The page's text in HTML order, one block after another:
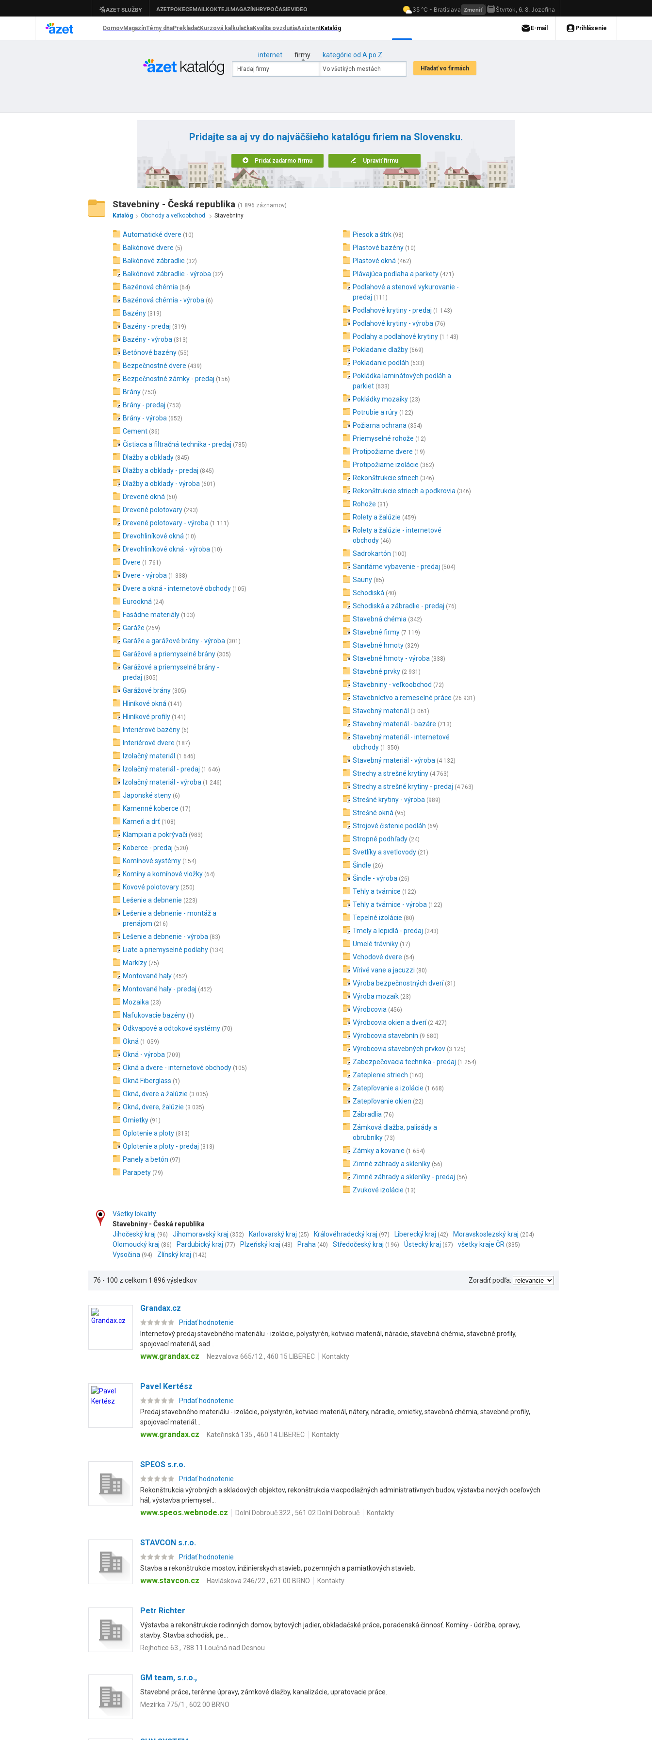
internet firmy kategórie od A po Z
Pridajte sa aj vy do najväčšieho katalógu firiem na Slovensku.
Pridať zadarmo firmu Upraviť firmu
Stavebniny - Česká republika (1 896 záznamov)
Katalóg
Obchody a veľkoobchod Stavebniny
Automatické dvere (10)
Balkónové dvere (5)
Balkónové zábradlie (32)
Balkónové zábradlie - výroba (32)
Bazénová chémia (64)
Bazénová chémia - výroba (6)
Bazény (319)
Bazény - predaj (319)
Bazény - výroba (313)
Betónové bazény (55)
Bezpečnostné dvere (439)
Bezpečnostné zámky - predaj (156)
Brány (753)
Brány - predaj (753)
Brány - výroba (652)
Cement (36)
Čistiaca a filtračná technika - predaj (785)
Dlažby a obklady (845)
Dlažby a obklady - predaj (845)
Dlažby a obklady - výroba (601)
Drevené okná (60)
Drevené polotovary (293)
Drevené polotovary - výroba (1 111)
Drevohliníkové okná (10)
Drevohliníkové okná - výroba (10)
Dvere (1 761)
Dvere - výroba (1 338)
Dvere a okná - internetové obchody (105)
Eurookná (24)
Fasádne materiály (103)
Garáže (269)
Garáže a garážové brány - výroba (301)
Garážové a priemyselné brány (305)
Garážové a priemyselné brány -
predaj (305)
Garážové brány (305)
Hliníkové okná (141)
Hliníkové profily (141)
Interiérové bazény (6)
Interiérové dvere (187)
Izolačný materiál (1 646)
Izolačný materiál - predaj (1 646)
Izolačný materiál - výroba (1 246)
Japonské steny (6)
Kamenné koberce (17)
Kameň a drť (108)
Klampiari a pokrývači (983)
Koberce - predaj (520)
Komínové systémy (154)
Komíny a komínové vložky (64)
Kovové polotovary (250)
Lešenie a debnenie (223)
Lešenie a debnenie - montáž a
prenájom (216)
Lešenie a debnenie - výroba (83)
Liate a priemyselné podlahy (134)
Markízy (75)
Montované haly (452)
Montované haly - predaj (452)
Mozaika (23)
Nafukovacie bazény (1)
Odkvapové a odtokové systémy (70)
Okná (1 059)
Okná - výroba (709)
Okná a dvere - internetové obchody (105)
Okná Fiberglass (1)
Okná, dvere a žalúzie (3 035)
Okná, dvere, žalúzie (3 035)
Omietky (91)
Oplotenie a ploty (313)
Oplotenie a ploty - predaj (313)
Panely a betón (97)
Parapety (79)
Piesok a štrk (98)
Plastové bazény (10)
Plastové okná (462)
Plávajúca podlaha a parkety (471)
Podlahové a stenové vykurovanie -
predaj (111)
Podlahové krytiny - predaj (1 143)
Podlahové krytiny - výroba (76)
Podlahy a podlahové krytiny (1 143)
Pokladanie dlažby (669)
Pokladanie podláh (633)
Pokládka laminátových podláh a
parkiet (633)
Pokládky mozaiky (23)
Potrubie a rúry (122)
Požiarna ochrana (354)
Priemyselné rohože (12)
Protipožiarne dvere (19)
Protipožiarne izolácie (362)
Rekonštrukcie striech (346)
Rekonštrukcie striech a podkrovia (346)
Rohože (31)
Rolety a žalúzie (459)
Rolety a žalúzie - internetové
obchody (46)
Sadrokartón (100)
Sanitárne vybavenie - predaj (504)
Sauny (85)
Schodiská (40)
Schodiská a zábradlie - predaj (76)
Stavebná chémia (342)
Stavebné firmy (7 119)
Stavebné hmoty (329)
Stavebné hmoty - výroba (338)
Stavebné prvky (2 931)
Stavebniny - veľkoobchod (72)
Stavebníctvo a remeselné práce (26 931)
Stavebný materiál (3 061)
Stavebný materiál - bazáre (713)
Stavebný materiál - internetové
obchody (1 350)
Stavebný materiál - výroba (4 132)
Strechy a strešné krytiny (4 763)
Strechy a strešné krytiny - predaj (4 763)
Strešné krytiny - výroba (989)
Strešné okná (95)
Strojové čistenie podláh (69)
Stropné podhľady (24)
Svetlíky a svetlovody (21)
Šindle (26)
Šindle - výroba (26)
Tehly a tvárnice (122)
Tehly a tvárnice - výroba (122)
Tepelné izolácie (80)
Tmely a lepidlá - predaj (243)
Umelé trávniky (17)
Vchodové dvere (54)
Vírivé vane a jacuzzi (80)
Výroba bezpečnostných dverí (31)
Výroba mozaík (23)
Výrobcovia (456)
Výrobcovia okien a dverí (2 427)
Výrobcovia stavebnín (9 680)
Výrobcovia stavebných prvkov (3 125)
Zabezpečovacia technika - predaj (1 254)
Zateplenie striech (160)
Zatepľovanie a izolácie (1 668)
Zatepľovanie okien (22)
Zábradlia (76)
Zámková dlažba, palisády a
obrubníky (73)
Zámky a kovanie (1 654)
Zimné záhrady a skleníky (56)
Zimné záhrady a skleníky - predaj (56)
Zvukové izolácie (13)
Všetky lokality
Stavebniny - Česká republika
Jihočeský kraj (96) Jihomoravský kraj (352) Karlovarský kraj (25) Královéhradecký kraj (97) Liberecký kraj (42) Moravskoslezský kraj (204)
Olomoucký kraj (86) Pardubický kraj (77) Plzeňský kraj (43) Praha (40) Středočeský kraj (196) Ústecký kraj (67) všetky kraje ČR (335)
Vysočina (94) Zlínský kraj (142)
76 - 100 z celkom 1 896 výsledkov Zoradiť podľa:
Grandax.cz
Pridať hodnotenie
Internetový predaj stavebného materiálu - izolácie, polystyrén, kotviaci materiál, náradie, stavebná chémia, stavebné profily,
spojovací materiál, sad...
www.grandax.cz Nezvalova 665/12 , 460 15 LIBEREC Kontakty
Pavel Kertész
Pridať hodnotenie
Predaj stavebného materiálu - izolácie, polystyrén, kotviaci materiál, nátery, náradie, omietky, stavebná chémia, stavebné profily,
spojovací materiál...
www.grandax.cz Kateřinská 135 , 460 14 LIBEREC Kontakty
SPEOS s.r.o.
Pridať hodnotenie
Rekonštrukcia výrobných a skladových objektov, rekonštrukcia viacpodlažných administratívnych budov, výstavba nových oceľových
hál, výstavba priemysel...
www.speos.webnode.cz Dolní Dobrouč 322 , 561 02 Dolní Dobrouč Kontakty
STAVCON s.r.o.
Pridať hodnotenie
Stavba a rekonštrukcie mostov, inžinierskych stavieb, pozemných a pamiatkových stavieb.
www.stavcon.cz Havláskova 246/22 , 621 00 BRNO Kontakty
Petr Richter
Výstavba a rekonštrukcie rodinných domov, bytových jadier, obkladačské práce, poradenská činnosť. Komíny - údržba, opravy,
stavby. Stavba schodísk, pe...
Rejhotice 63 , 788 11 Loučná nad Desnou
GM team, s.r.o.,
Stavebné práce, terénne úpravy, zámkové dlažby, kanalizácie, upratovacie práce.
Mezírka 775/1 , 602 00 BRNO